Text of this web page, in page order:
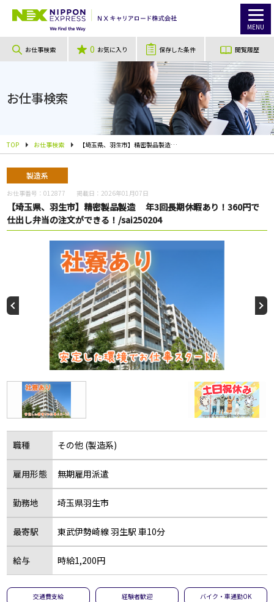
MENU
お仕事検索 0 お気に入り 保存した条件 閲覧履歴
お仕事検索
TOP お仕事検索 【埼玉県、羽生市】精密製品製造 年3回長期休暇あり！360円で仕出し弁当の注文ができる！/sai250204
製造系
お仕事番号：012877 掲載日： 2026年01月07日
【埼玉県、羽生市】精密製品製造 年3回長期休暇あり！360円で
仕出し弁当の注文ができる！/sai250204
職種 その他 (製造系)
雇用形態 無期雇用派遣
勤務地 埼玉県羽生市
最寄駅 東武伊勢崎線 羽生駅 車10分
給与 時給1,200円
交通費支給 経験者歓迎 バイク・車通勤OK